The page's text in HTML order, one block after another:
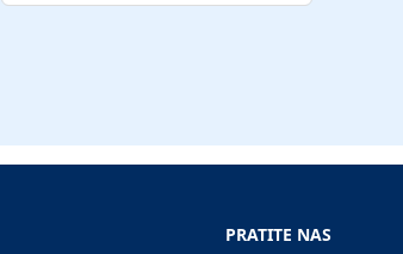
PRATITE NAS